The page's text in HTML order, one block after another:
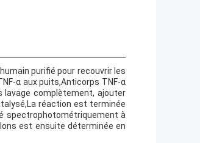
purifié pour recouvrir les
α aux puits,Anticorps TNF-α
lavage complètement, ajouter
réaction est terminée
spectrophotométriquement à
est ensuite déterminée en